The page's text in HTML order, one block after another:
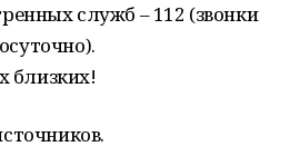
служб – 112 (звонки
близких!